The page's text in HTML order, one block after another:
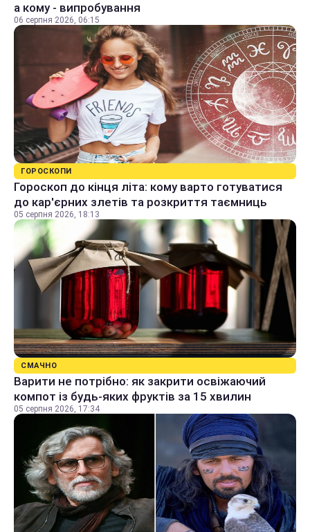
а кому - випробування
06 серпня 2026, 06:15
ГОРОСКОПИ
Гороскоп до кінця літа: кому варто готуватися
до кар'єрних злетів та розкриття таємниць
05 серпня 2026, 18:13
СМАЧНО
Варити не потрібно: як закрити освіжаючий
компот із будь-яких фруктів за 15 хвилин
05 серпня 2026, 17:34